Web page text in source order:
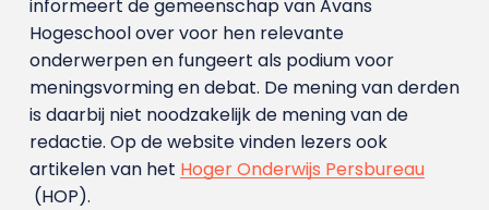
informeert de gemeenschap van Avans
Hogeschool over voor hen relevante
onderwerpen en fungeert als podium voor
meningsvorming en debat. De mening van derden
is daarbij niet noodzakelijk de mening van de
redactie. Op de website vinden lezers ook
artikelen van het Hoger Onderwijs Persbureau
(HOP).